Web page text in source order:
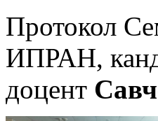
Протокол
ИПРАН,
доцент